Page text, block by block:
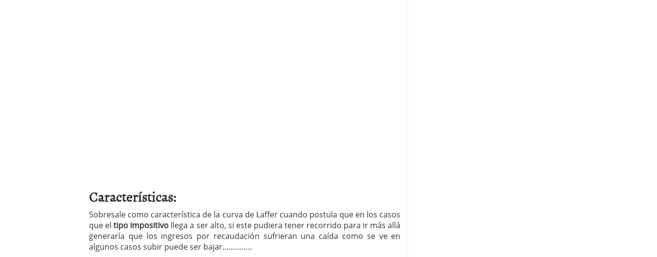
Características:
Sobresale como característica de la curva de Laffer cuando postula que en los casos
que el tipo impositivo llega a ser alto, si este pudiera tener recorrido para ir más allá
generaría que los ingresos por recaudación sufrieran una caída como se ve en
algunos casos subir puede ser bajar…………..